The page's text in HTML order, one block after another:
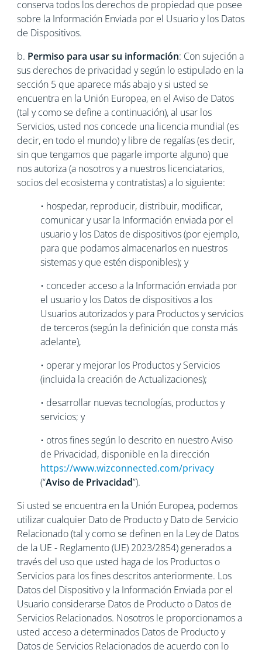
conserva todos los derechos de propiedad que posee
sobre la Información Enviada por el Usuario y los Datos
de Dispositivos.
b. Permiso para usar su información: Con sujeción a
sus derechos de privacidad y según lo estipulado en la
sección 5 que aparece más abajo y si usted se
encuentra en la Unión Europea, en el Aviso de Datos
(tal y como se define a continuación), al usar los
Servicios, usted nos concede una licencia mundial (es
decir, en todo el mundo) y libre de regalías (es decir,
sin que tengamos que pagarle importe alguno) que
nos autoriza (a nosotros y a nuestros licenciatarios,
socios del ecosistema y contratistas) a lo siguiente:
• hospedar, reproducir, distribuir, modificar,
comunicar y usar la Información enviada por el
usuario y los Datos de dispositivos (por ejemplo,
para que podamos almacenarlos en nuestros
sistemas y que estén disponibles); y
• conceder acceso a la Información enviada por
el usuario y los Datos de dispositivos a los
Usuarios autorizados y para Productos y servicios
de terceros (según la definición que consta más
adelante),
• operar y mejorar los Productos y Servicios
(incluida la creación de Actualizaciones);
• desarrollar nuevas tecnologías, productos y
servicios; y
• otros fines según lo descrito en nuestro Aviso
de Privacidad, disponible en la dirección
https://www.wizconnected.com/privacy
(“Aviso de Privacidad”).
Si usted se encuentra en la Unión Europea, podemos
utilizar cualquier Dato de Producto y Dato de Servicio
Relacionado (tal y como se definen en la Ley de Datos
de la UE - Reglamento (UE) 2023/2854) generados a
través del uso que usted haga de los Productos o
Servicios para los fines descritos anteriormente. Los
Datos del Dispositivo y la Información Enviada por el
Usuario considerarse Datos de Producto o Datos de
Servicios Relacionados. Nosotros le proporcionamos a
usted acceso a determinados Datos de Producto y
Datos de Servicios Relacionados de acuerdo con lo